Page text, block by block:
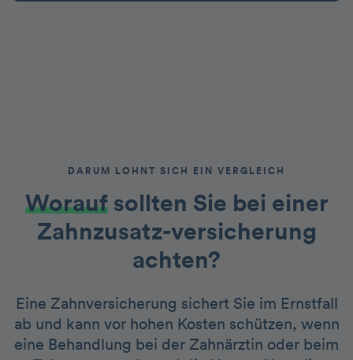
DARUM LOHNT SICH EIN VERGLEICH
Woraufsollten Sie bei einer
Zahnzusatz-versicherung
achten?
Eine Zahnversicherung sichert Sie im Ernstfall
ab und kann vor hohen Kosten schützen, wenn
eine Behandlung bei der Zahnärztin oder beim